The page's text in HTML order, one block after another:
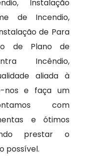
Instalação
de Incendio,
de Para
de Plano de
Incêndio,
aliada à
nos e faça um
com
e ótimos
prestar o
possível.